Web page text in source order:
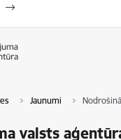
Jaunumi
valsts